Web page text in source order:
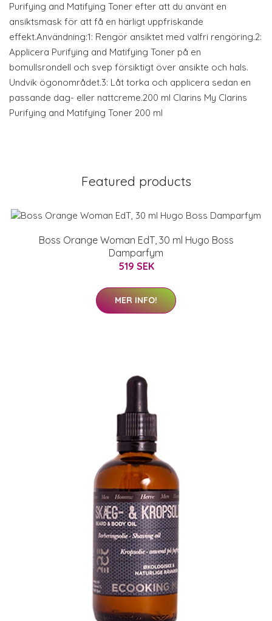
Purifying and Matifying Toner efter att du använt en
ansiktsmask för att få en härligt uppfriskande
effekt.Användning:1: Rengör ansiktet med valfri rengöring.2:
Applicera Purifying and Matifying Toner på en
bomullsrondell och svep försiktigt över ansikte och hals.
Undvik ögonområdet.3: Låt torka och applicera sedan en
passande dag- eller nattcreme.200 ml Clarins My Clarins
Purifying and Matifying Toner 200 ml
Featured products
Boss Orange Woman EdT, 30 ml Hugo Boss
Damparfym
519 SEK
MER INFO!